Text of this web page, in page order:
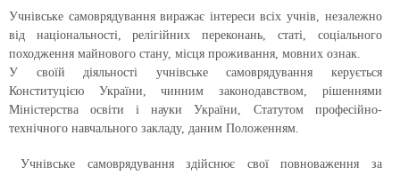
Учнівське самоврядування виражає інтереси всіх учнів, незалежно
від національності, релігійних переконань, статі, соціального
походження майнового стану, місця проживання, мовних ознак.
У своїй діяльності учнівське самоврядування керується
Конституцією України, чинним законодавством, рішеннями
Міністерства освіти і науки України, Статутом професійно-
технічного навчального закладу, даним Положенням.
Учнівське самоврядування здійснює свої повноваження за